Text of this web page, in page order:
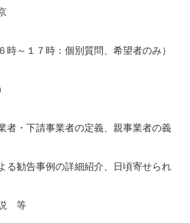
～１７時：個別質問、希望者のみ）
・下請事業者の定義、親事業者の義
勧告事例の詳細紹介、日頃寄せられ
等